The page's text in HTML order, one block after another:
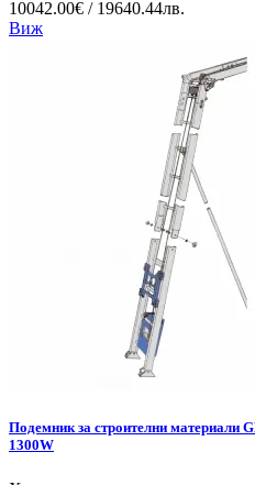
10042.00€ / 19640.44лв.
Виж
Подемник за строителни материали
1300W